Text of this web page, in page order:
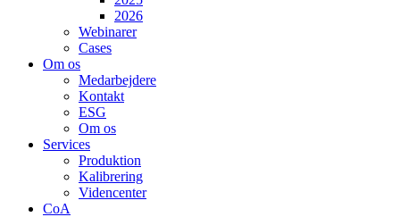
2026
Webinarer
Cases
Om os
Medarbejdere
Kontakt
ESG
Om os
Services
Produktion
Kalibrering
Videncenter
CoA